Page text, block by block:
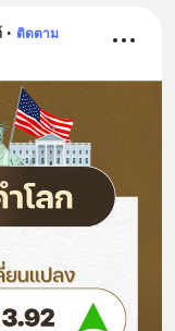
• ติดตาม